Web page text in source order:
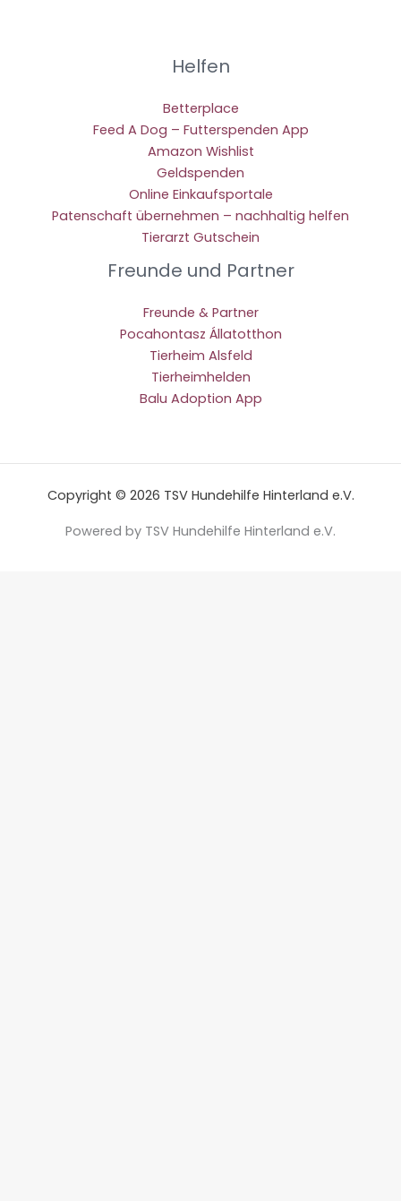
Helfen
Betterplace
Feed A Dog – Futterspenden App
Amazon Wishlist
Geldspenden
Online Einkaufsportale
Patenschaft übernehmen – nachhaltig helfen
Tierarzt Gutschein
Freunde und Partner
Freunde & Partner
Pocahontasz Állatotthon
Tierheim Alsfeld
Tierheimhelden
Balu Adoption App
Copyright © 2026 TSV Hundehilfe Hinterland e.V.
Powered by TSV Hundehilfe Hinterland e.V.